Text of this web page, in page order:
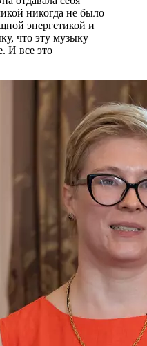
никогда не было
энергетикой и
что эту музыку
И все это